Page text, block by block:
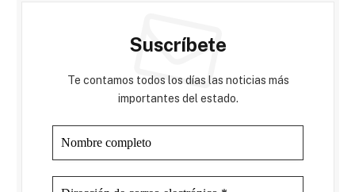
Suscríbete
Te contamos todos los días las noticias más
importantes del estado.